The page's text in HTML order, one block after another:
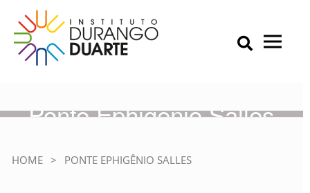
content
IDD – Instituto Durango Duarte
Instituto Durango Duarte
Primary Menu
Ponte Ephigênio Salles
HOME > PONTE EPHIGÊNIO SALLES